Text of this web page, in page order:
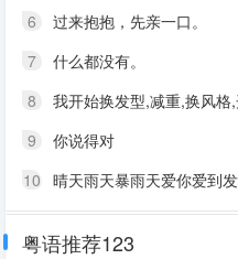
6
过来抱抱，先亲一口。
7
什么都没有。
8
我开始换发型,减重,换风格,开始往前
9
你说得对
10 晴天雨天暴雨天爱你爱到
粤语推荐123